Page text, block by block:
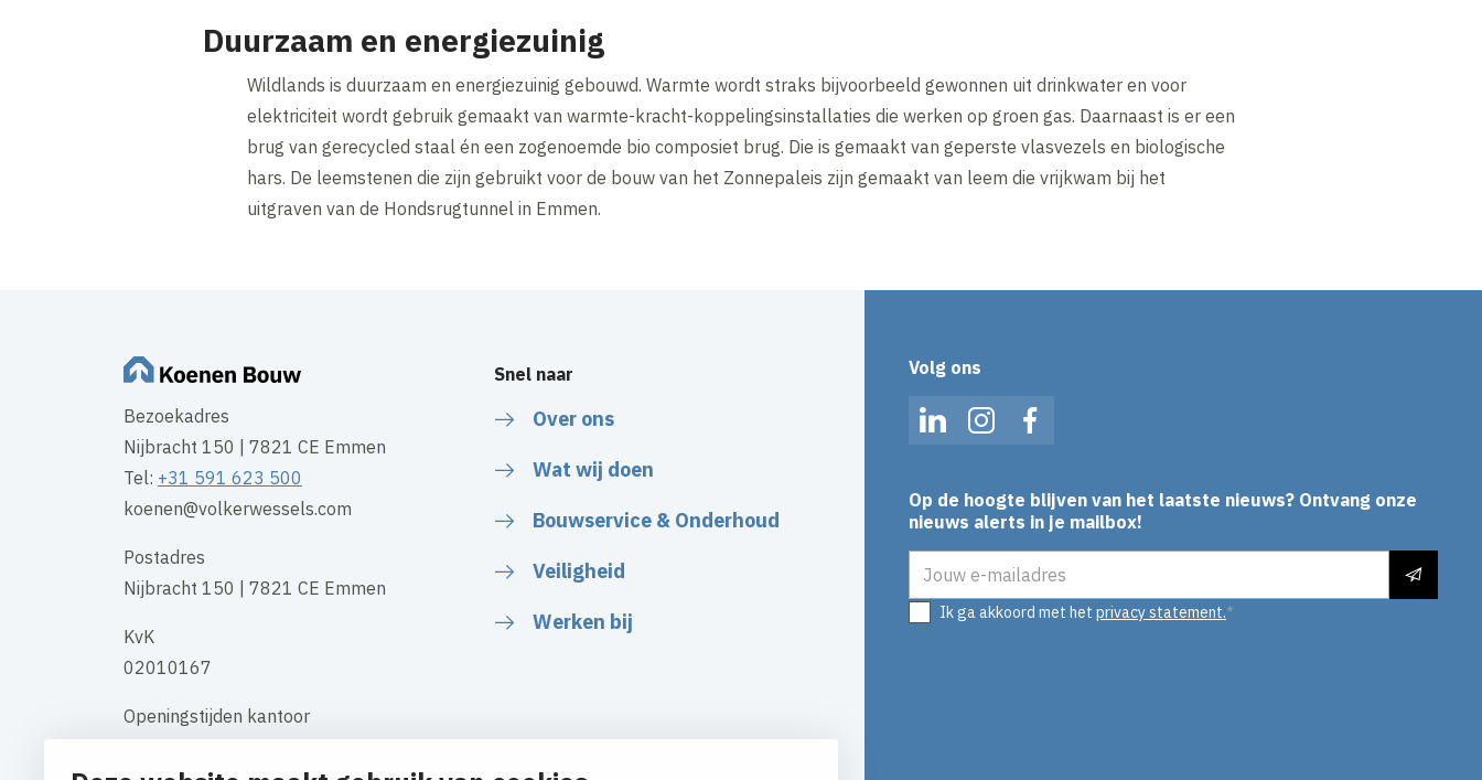
Duurzaam en energiezuinig
Wildlands is duurzaam en energiezuinig gebouwd. Warmte wordt straks bijvoorbeeld gewonnen uit drinkwater en voor
elektriciteit wordt gebruik gemaakt van warmte-kracht-koppelingsinstallaties die werken op groen gas. Daarnaast is er een
brug van gerecycled staal én een zogenoemde bio composiet brug. Die is gemaakt van geperste vlasvezels en biologische
hars. De leemstenen die zijn gebruikt voor de bouw van het Zonnepaleis zijn gemaakt van leem die vrijkwam bij het
uitgraven van de Hondsrugtunnel in Emmen.
Bezoekadres
Nijbracht 150 | 7821 CE Emmen
Tel: +31 591 623 500
koenen@volkerwessels.com
Postadres
Nijbracht 150 | 7821 CE Emmen
KvK
02010167
Openingstijden kantoor
Snel naar
Over ons
Wat wij doen
Bouwservice & Onderhoud
Veiligheid
Werken bij
Volg ons
LinkedInInstagramFacebook
Op de hoogte blijven van het laatste nieuws? Ontvang onze
nieuws alerts in je mailbox!
Ik ga akkoord met het privacy statement.